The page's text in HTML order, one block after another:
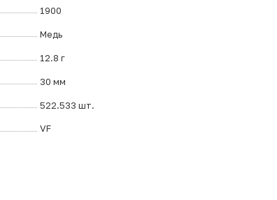
1900
Медь
12.8 г
30 мм
522.533 шт.
VF